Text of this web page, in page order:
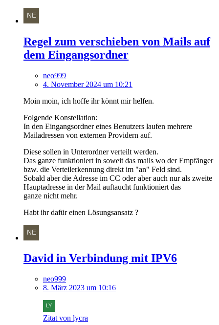
Regel zum verschieben von Mails auf
dem Eingangsordner
neo999
4. November 2024 um 10:21
Moin moin, ich hoffe ihr könnt mir helfen.
Folgende Konstellation:
In den Eingangsordner eines Benutzers laufen mehrere
Mailadressen von externen Providern auf.
Diese sollen in Unterordner verteilt werden.
Das ganze funktioniert in soweit das mails wo der Empfänger
bzw. die Verteilerkennung direkt im "an" Feld sind.
Sobald aber die Adresse im CC oder aber auch nur als zweite
Hauptadresse in der Mail auftaucht funktioniert das
ganze nicht mehr.
Habt ihr dafür einen Lösungsansatz ?
David in Verbindung mit IPV6
neo999
8. März 2023 um 10:16
Zitat von lycra